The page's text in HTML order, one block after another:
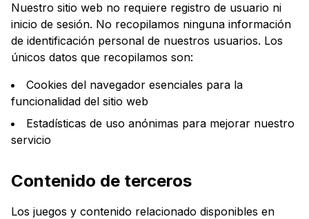
Nuestro sitio web no requiere registro de usuario ni
inicio de sesión. No recopilamos ninguna información
de identificación personal de nuestros usuarios. Los
únicos datos que recopilamos son:
Cookies del navegador esenciales para la
funcionalidad del sitio web
Estadísticas de uso anónimas para mejorar nuestro
servicio
Contenido de terceros
Los juegos y contenido relacionado disponibles en